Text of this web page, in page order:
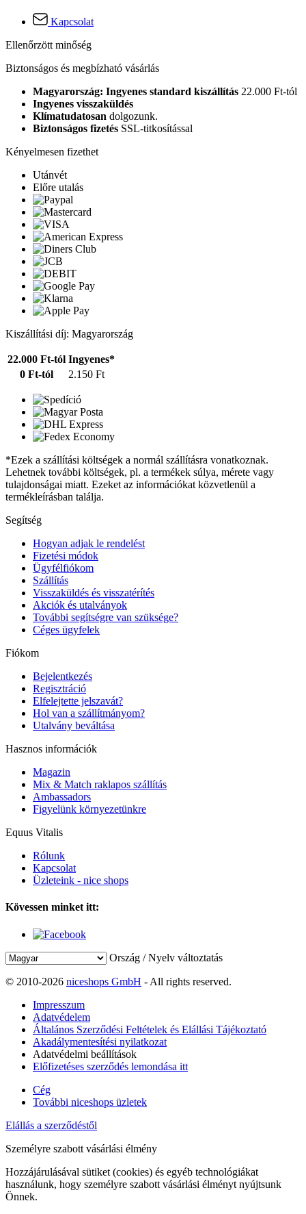
Kapcsolat
Ellenőrzött minőség
Biztonságos és megbízható vásárlás
Magyarország: Ingyenes standard kiszállítás 22.000 Ft-tól
Ingyenes visszaküldés
Klímatudatosan dolgozunk.
Biztonságos fizetés SSL-titkosítással
Kényelmesen fizethet
Utánvét
Előre utalás
Kiszállítási díj: Magyarország
22.000 Ft-tól Ingyenes*
0 Ft-tól
2.150 Ft
*Ezek a szállítási költségek a normál szállításra vonatkoznak.
Lehetnek további költségek, pl. a termékek súlya, mérete vagy
tulajdonságai miatt. Ezeket az információkat közvetlenül a
termékleírásban találja.
Segítség
Hogyan adjak le rendelést
Fizetési módok
Ügyfélfiókom
Szállítás
Visszaküldés és visszatérítés
Akciók és utalványok
További segítségre van szüksége?
Céges ügyfelek
Fiókom
Bejelentkezés
Regisztráció
Elfelejtette jelszavát?
Hol van a szállítmányom?
Utalvány beváltása
Hasznos információk
Magazin
Mix & Match raklapos szállítás
Ambassadors
Figyelünk környezetünkre
Equus Vitalis
Rólunk
Kapcsolat
Üzleteink - nice shops
Kövessen minket itt:
Ország / Nyelv változtatás
© 2010-2026 niceshops GmbH - All rights reserved.
Impresszum
Adatvédelem
Általános Szerződési Feltételek és Elállási Tájékoztató
Akadálymentesítési nyilatkozat
Adatvédelmi beállítások
Előfizetéses szerződés lemondása itt
Cég
További niceshops üzletek
Elállás a szerződéstől
Személyre szabott vásárlási élmény
Hozzájárulásával sütiket (cookies) és egyéb technológiákat
használunk, hogy személyre szabott vásárlási élményt nyújtsunk
Önnek.